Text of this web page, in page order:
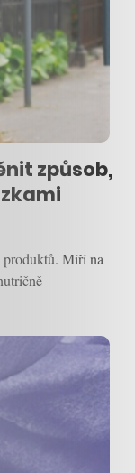
způsob,
produktů. Míří na